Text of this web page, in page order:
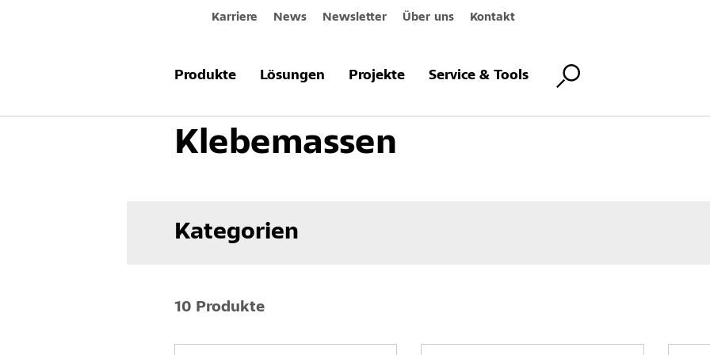
Karriere News Newsletter Über uns Kontakt
Produkte Lösungen Projekte Service & Tools
Produkte & Systeme Fassade Wärmedämm-Verbundsysteme Systemkomponenten
Klebemassen
Kategorien
10 Produkte